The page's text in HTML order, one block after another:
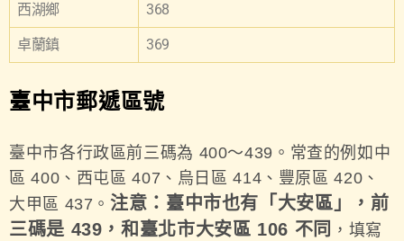
西湖鄉 368
卓蘭鎮 369
臺中市郵遞區號
臺中市各行政區前三碼為 400～439。常查的例如中
區 400、西屯區 407、烏日區 414、豐原區 420、
大甲區 437。注意：臺中市也有「大安區」，前
三碼是 439，和臺北市大安區 106 不同 ，填寫